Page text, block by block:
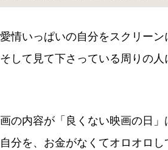
情いっぱいの自分をスクリー
して見て下さっている周りの人
の内容が「良くない映画の日」
分を、お金がなくてオロオロ